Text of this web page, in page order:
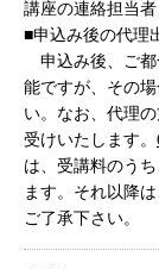
講座の連絡担当者
■申込み後の代理
申込み後、ご都
能ですが、その
い。なお、代理
受けいたします。
は、受講料のうち
ます。それ以降
ご了承下さい。